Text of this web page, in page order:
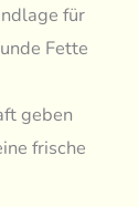
für
Fette
geben
frische